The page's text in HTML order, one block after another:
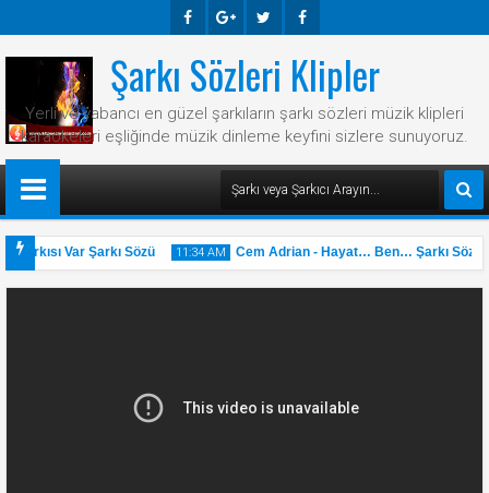
Ook E-
Plus
R Ook
Şarkı Sözleri Klipler
Yerli ve yabancı en güzel şarkıların şarkı sözleri müzik klipleri
karaokeleri eşliğinde müzik dinleme keyfini sizlere sunuyoruz.
Var Şarkı Sözü 11:34 AM
31 May
2025
Cem Adrian - Hayat… Ben… Şarkı Sözü